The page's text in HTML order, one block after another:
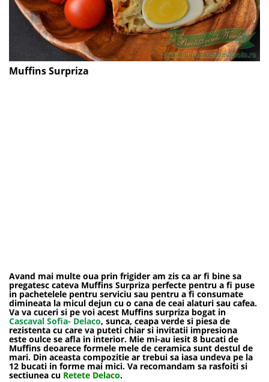
Muffins Surpriza
Avand mai multe oua prin frigider am zis ca ar fi bine sa
pregatesc cateva Muffins Surpriza perfecte pentru a fi puse
in pachetelele pentru serviciu sau pentru a fi consumate
dimineata la micul dejun cu o cana de ceai alaturi sau cafea.
Va va cuceri si pe voi acest Muffins surpriza bogat in
Cascaval Sofia- Delaco, sunca, ceapa verde si piesa de
rezistenta cu care va puteti chiar si invitatii impresiona
este oulce se afla in interior. Mie mi-au iesit 8 bucati de
Muffins deoarece formele mele de ceramica sunt destul de
mari. Din aceasta compozitie ar trebui sa iasa undeva pe la
12 bucati in forme mai mici. Va recomandam sa rasfoiti si
sectiunea cu Retete Delaco.